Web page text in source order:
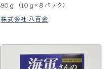
80ｇ（10ｇ×８パック）
株式会社 八百金